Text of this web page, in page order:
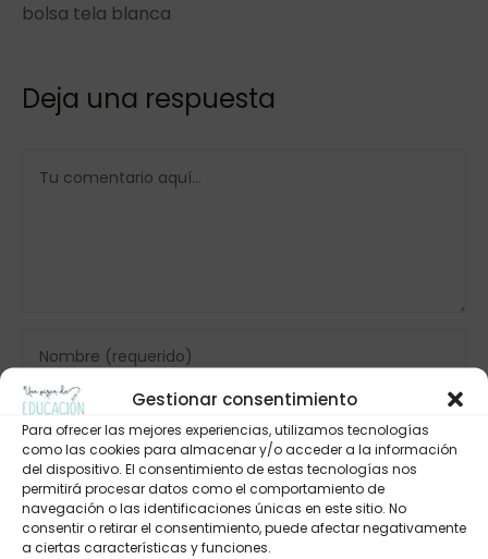
Gestionar consentimiento
Para ofrecer las mejores experiencias, utilizamos tecnologías
como las cookies para almacenar y/o acceder a la información
del dispositivo. El consentimiento de estas tecnologías nos
permitirá procesar datos como el comportamiento de
navegación o las identificaciones únicas en este sitio. No
consentir o retirar el consentimiento, puede afectar negativamente
a ciertas características y funciones.
bolsa tela blanca
Deja una respuesta